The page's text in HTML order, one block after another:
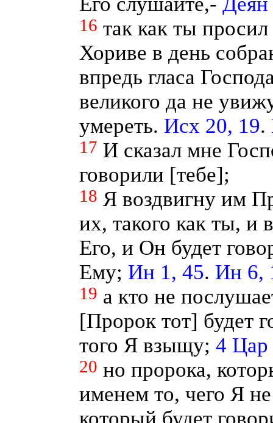
16 так как ты
Хориве в день
впредь гласа
великого да не
умереть. Исх 20, 19.
17 И сказал мне
говорили [тебе];
18 Я воздвигну им
их, такого как ты, и
Его, и Он будет
Ему; Ин 1, 45. Ин 6,
19 а кто не
[Пророк тот] будет
того Я взыщу; 4 Цар
20 но пророка,
именем то, чего Я